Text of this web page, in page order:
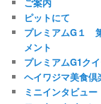
ご案内
ピットにて
プレミアムG１
メント
プレミアムG1ク
ヘイワジマ美食倶
ミニインタビュー